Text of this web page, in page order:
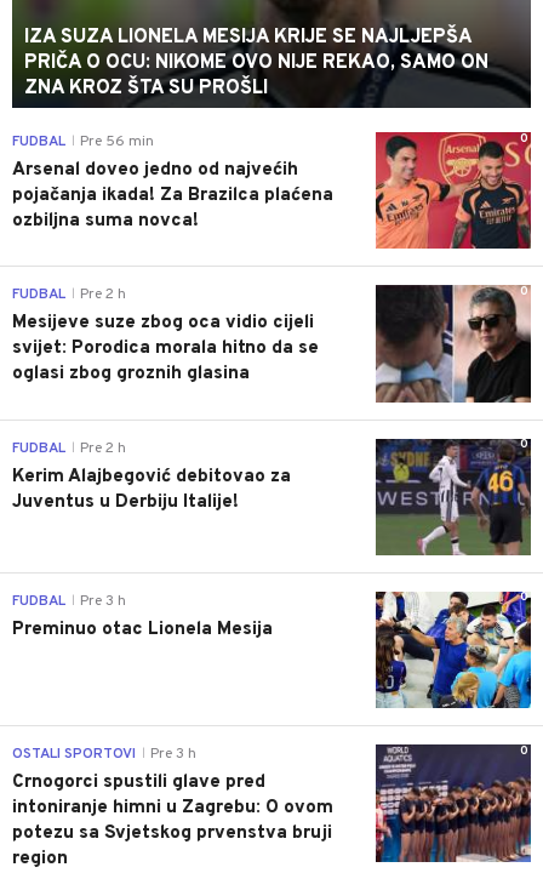
IZA SUZA LIONELA MESIJA KRIJE SE NAJLJEPŠA
PRIČA O OCU: NIKOME OVO NIJE REKAO, SAMO ON
ZNA KROZ ŠTA SU PROŠLI
0
FUDBAL Pre 56 min
Arsenal doveo jedno od najvećih
pojačanja ikada! Za Brazilca plaćena
ozbiljna suma novca!
0
FUDBAL Pre 2 h
Mesijeve suze zbog oca vidio cijeli
svijet: Porodica morala hitno da se
oglasi zbog groznih glasina
0
FUDBAL Pre 2 h
Kerim Alajbegović debitovao za
Juventus u Derbiju Italije!
0
FUDBAL Pre 3 h
Preminuo otac Lionela Mesija
0
OSTALI SPORTOVI Pre 3 h
Crnogorci spustili glave pred
intoniranje himni u Zagrebu: O ovom
potezu sa Svjetskog prvenstva bruji
region